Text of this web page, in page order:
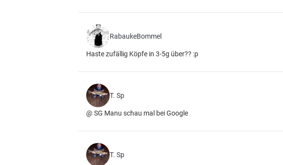
RabaukeBommel
Haste zufällig Köpfe in 3-5g über?? :p
T. Sp
@ SG Manu schau mal bei Google
T. Sp